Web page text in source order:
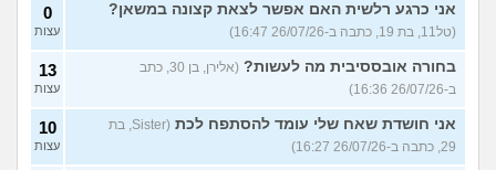
אני כרגע רלשית האם אפשר לצאת קצונה במשאן?
(טל11, בת 19, כתבה ב-26/07/26 16:47)
0
עצות
בחורה אובססיבית מה לעשות?
(אלירן, בן 30, כתב
ב-26/07/26 16:36)
13
עצות
אני חושדת שאח שלי עומד להסתפח לכת
(Sister, בת
29, כתבה ב-26/07/26 16:27)
10
עצות